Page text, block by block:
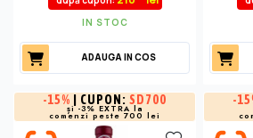
IN STOC
ADAUGA IN COS
-15% | CUPON: SD700
și -3% EXTRA la
comenzi peste 700 lei
-